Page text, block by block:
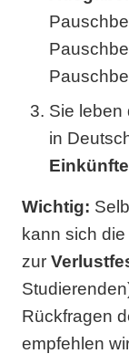
Sie leben
in
Einkünfte
Wichtig:
kann sich
zur
Rückfragen
empfehlen